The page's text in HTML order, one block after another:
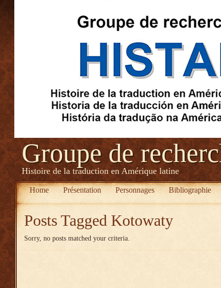
Groupe de
Histoire de la traduction en Amérique latine
Home Présentation Personnages Bibliographie
Posts Tagged Kotowaty
Sorry, no posts matched your criteria.